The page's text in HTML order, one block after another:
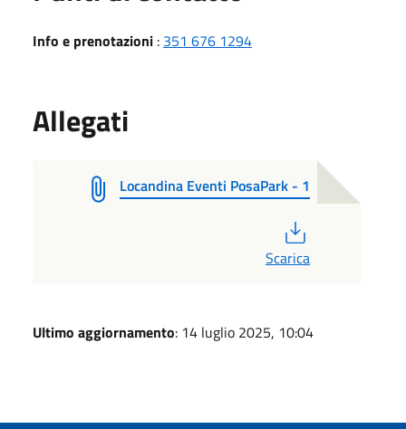
Info e prenotazioni : 351 676 1294
Allegati
Locandina Eventi PosaPark - 1
Scarica
Ultimo aggiornamento: 14 luglio 2025, 10:04